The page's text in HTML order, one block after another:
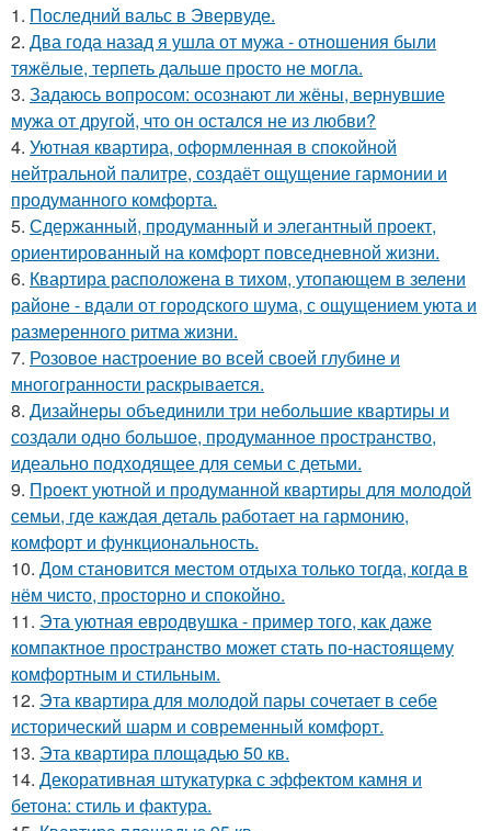
1. Последний вальс в Эвервуде.
2. Два года назад я ушла от мужа - отношения были
тяжёлые, терпеть дальше просто не могла.
3. Задаюсь вопросом: осознают ли жёны, вернувшие
мужа от другой, что он остался не из любви?
4. Уютная квартира, оформленная в спокойной
нейтральной палитре, создаёт ощущение гармонии и
продуманного комфорта.
5. Сдержанный, продуманный и элегантный проект,
ориентированный на комфорт повседневной жизни.
6. Квартира расположена в тихом, утопающем в зелени
районе - вдали от городского шума, с ощущением уюта и
размеренного ритма жизни.
7. Розовое настроение во всей своей глубине и
многогранности раскрывается.
8. Дизайнеры объединили три небольшие квартиры и
создали одно большое, продуманное пространство,
идеально подходящее для семьи с детьми.
9. Проект уютной и продуманной квартиры для молодой
семьи, где каждая деталь работает на гармонию,
комфорт и функциональность.
10. Дом становится местом отдыха только тогда, когда в
нём чисто, просторно и спокойно.
11. Эта уютная евродвушка - пример того, как даже
компактное пространство может стать по-настоящему
комфортным и стильным.
12. Эта квартира для молодой пары сочетает в себе
исторический шарм и современный комфорт.
13. Эта квартира площадью 50 кв.
14. Декоративная штукатурка с эффектом камня и
бетона: стиль и фактура.